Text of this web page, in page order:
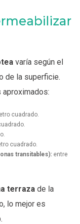
varía según el
de la superficie.
cuadrado.
cuadrado.
transitables): entre
terraza de la
lo mejor es